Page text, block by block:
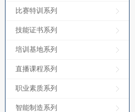
比赛特训系列
技能证书系列
培训基地系列
直播课程系列
职业素质系列
智能制造系列